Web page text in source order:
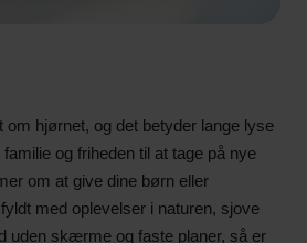
om hjørnet, og det betyder lange lyse
og friheden til at tage på nye
om at give dine børn eller
med oplevelser i naturen, sjove
uden skærme og faste planer, så er